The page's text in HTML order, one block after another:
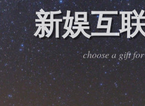
新娱互
choose a gift